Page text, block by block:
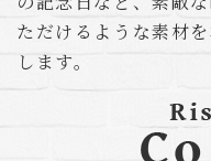
ただけるような素材
します。